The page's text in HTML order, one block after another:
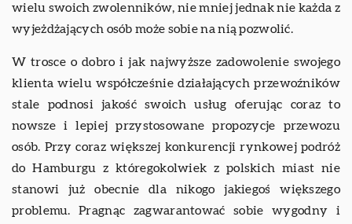
wielu swoich zwolenników, nie mniej jednak nie każda z
wyjeżdżających osób może sobie na nią pozwolić.
W trosce o dobro i jak najwyższe zadowolenie swojego
klienta wielu współcześnie działających przewoźników
stale podnosi jakość swoich usług oferując coraz to
nowsze i lepiej przystosowane propozycje przewozu
osób. Przy coraz większej konkurencji rynkowej podróż
do Hamburgu z któregokolwiek z polskich miast nie
stanowi już obecnie dla nikogo jakiegoś większego
problemu. Pragnąc zagwarantować sobie wygodny i